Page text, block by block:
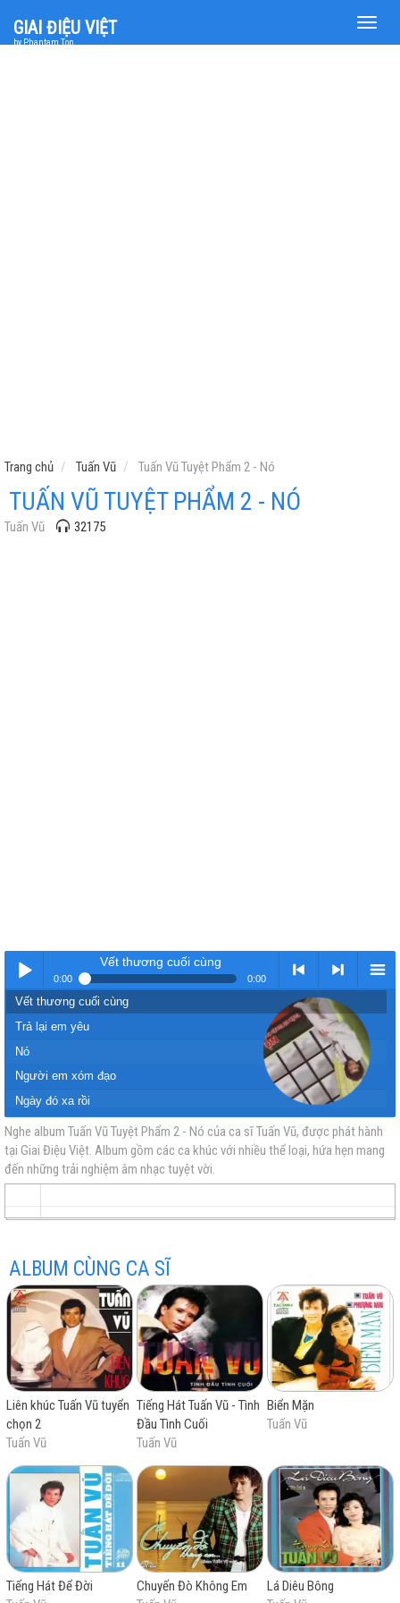
Toggle
GIAI ĐIỆU VIỆT
by Phantam Top
Trang chủ Tuấn Vũ Tuấn Vũ Tuyệt Phẩm 2 - Nó
TUẤN VŨ TUYỆT PHẨM 2 - NÓ
Tuấn Vũ 32175
Nhạc
vàng
trữ
tình
Vết thương cuối cùng
0:00 0:00
< Kho
nhạc
trực
tuyến
>
Nhạc
chất
cao
Kho
nhạc
miễn
Vết thương cuối cùng
Trả lại em yêu
Nó
Người em xóm đạo
Ngày đó xa rồi
Lạnh trọn đêm mưa
Giã từ vũ khí
Đường xưa lối cũ
Nghe album Tuấn Vũ Tuyệt Phẩm 2 - Nó của ca sĩ Tuấn Vũ, được phát hành
tại Giai Điệu Việt. Album gồm các ca khúc với nhiều thể loại, hứa hẹn mang
đến những trải nghiệm âm nhạc tuyệt vời.
ALBUM CÙNG CA SĨ
Liên khúc Tuấn Vũ tuyển
chọn 2
Tuấn Vũ
Tiếng Hát Tuấn Vũ - Tình
Đầu Tình Cuối
Tuấn Vũ
Biển Mặn
Tuấn Vũ
Tiếng Hát Để Đời
Chuyến Đò Không Em
Lá Diêu Bông